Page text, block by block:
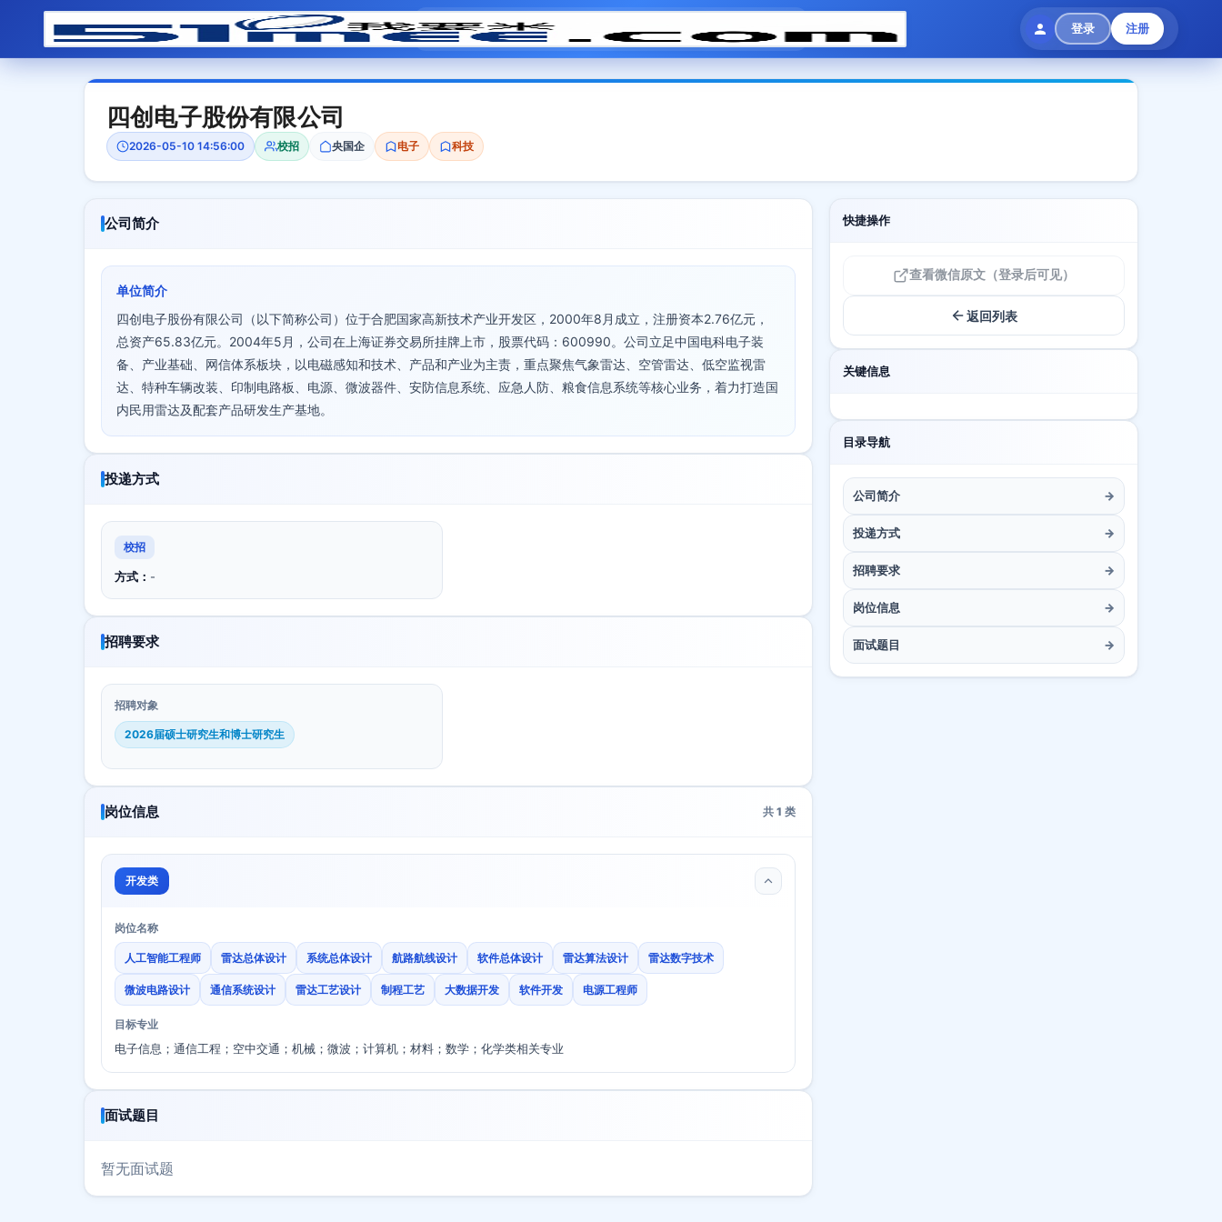
登录 注册
模拟面试 题目大全 招聘中心 会员专区
四创电子股份有限公司
2026-05-10 14:56:00 校招 央国企 电子 科技
公司简介
单位简介
四创电子股份有限公司（以下简称公司）位于合肥国家高新技术产业开发区，2000年8月成立，注册资本2.76亿元，
总资产65.83亿元。2004年5月，公司在上海证券交易所挂牌上市，股票代码：600990。公司立足中国电科电子装
备、产业基础、网信体系板块，以电磁感知和技术、产品和产业为主责，重点聚焦气象雷达、空管雷达、低空监视雷
达、特种车辆改装、印制电路板、电源、微波器件、安防信息系统、应急人防、粮食信息系统等核心业务，着力打造国
内民用雷达及配套产品研发生产基地。
投递方式
校招
方式： -
招聘要求
招聘对象
2026届硕士研究生和博士研究生
岗位信息 共 1 类
开发类
岗位名称
人工智能工程师 雷达总体设计 系统总体设计 航路航线设计 软件总体设计 雷达算法设计 雷达数字技术
微波电路设计 通信系统设计 雷达工艺设计 制程工艺 大数据开发 软件开发 电源工程师
目标专业
电子信息；通信工程；空中交通；机械；微波；计算机；材料；数学；化学类相关专业
面试题目
暂无面试题
快捷操作
查看微信原文（登录后可见）
返回列表
关键信息
目录导航
公司简介 →
投递方式 →
招聘要求 →
岗位信息 →
面试题目 →